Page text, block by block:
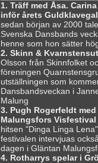
1. Träff med Åsa.
inför årets
sedan början av 2000
Svenska Dansbands
henne som hon sätter
2. Skinn &
Olsson från Skinnfolket
föreningen
utställningen som
Dansbandsveckan i
Malung
3. Pugh Rogerfeldt
Malungsfors Visfestival
hitsen "Dinga Linga
festivalen intervjuas
dagen i Gläntan
4. Rotharrys spelar i